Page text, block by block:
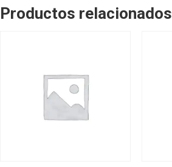
Productos relacionados